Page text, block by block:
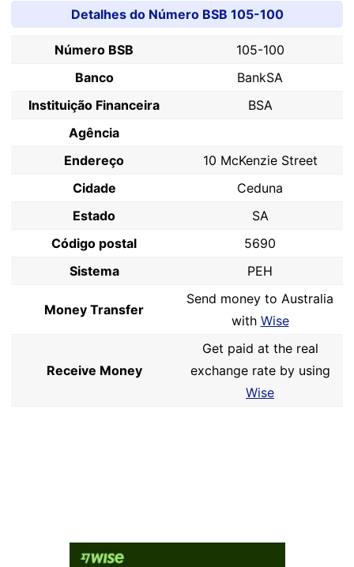
Detalhes do Número BSB 105-100
Número BSB
105-100
Banco
BankSA
Instituição Financeira
BSA
Agência
Endereço
10 McKenzie Street
Cidade
Ceduna
Estado
SA
Código postal
5690
Sistema
PEH
Money Transfer
Send money to Australia
with Wise
Receive Money
Get paid at the real
exchange rate by using
Wise